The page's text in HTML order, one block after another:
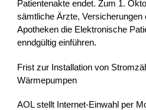
Patientenakte endet. Zum 1.
sämtliche Ärzte, Versicherungen
Apotheken die Elektronische
enndgültig einführen.
Frist zur Installation von
Wärmepumpen
AOL stellt Internet-Einwahl per